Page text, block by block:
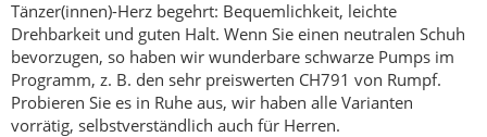
Tänzer(innen)-Herz begehrt: Bequemlichkeit, leichte
Drehbarkeit und guten Halt. Wenn Sie einen neutralen Schuh
bevorzugen, so haben wir wunderbare schwarze Pumps im
Programm, z. B. den sehr preiswerten CH791 von Rumpf.
Probieren Sie es in Ruhe aus, wir haben alle Varianten
vorrätig, selbstverständlich auch für Herren.